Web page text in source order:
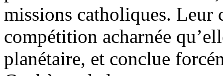
missions catholiques. Leur
compétition acharnée
planétaire, et conclue